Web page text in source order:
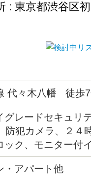
: 東京都渋谷区
代々木八幡 徒歩
レードセキュリ
犯カメラ、２４
ック、モニター付
レ別、暖房便座、
各居室照明、ピク
・アパート他